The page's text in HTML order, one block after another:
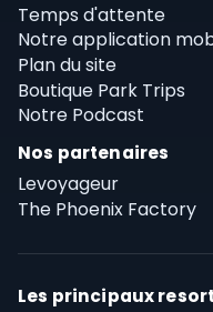
Temps d'attente
Notre application
Plan du site
Boutique Park Trips
Notre Podcast
Nos partenaires
Levoyageur
The Phoenix Factory
Les principaux